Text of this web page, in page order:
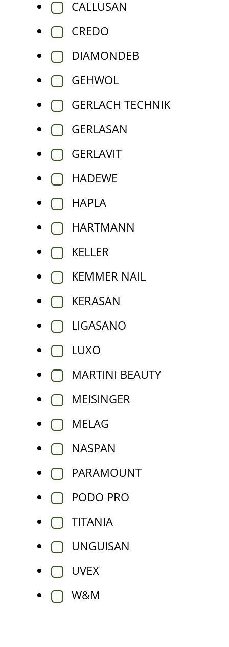
CALLUSAN
CREDO
DIAMONDEB
GEHWOL
GERLACH TECHNIK
GERLASAN
GERLAVIT
HADEWE
HAPLA
HARTMANN
KELLER
KEMMER NAIL
KERASAN
LIGASANO
LUXO
MARTINI BEAUTY
MEISINGER
MELAG
NASPAN
PARAMOUNT
PODO PRO
TITANIA
UNGUISAN
UVEX
W&M